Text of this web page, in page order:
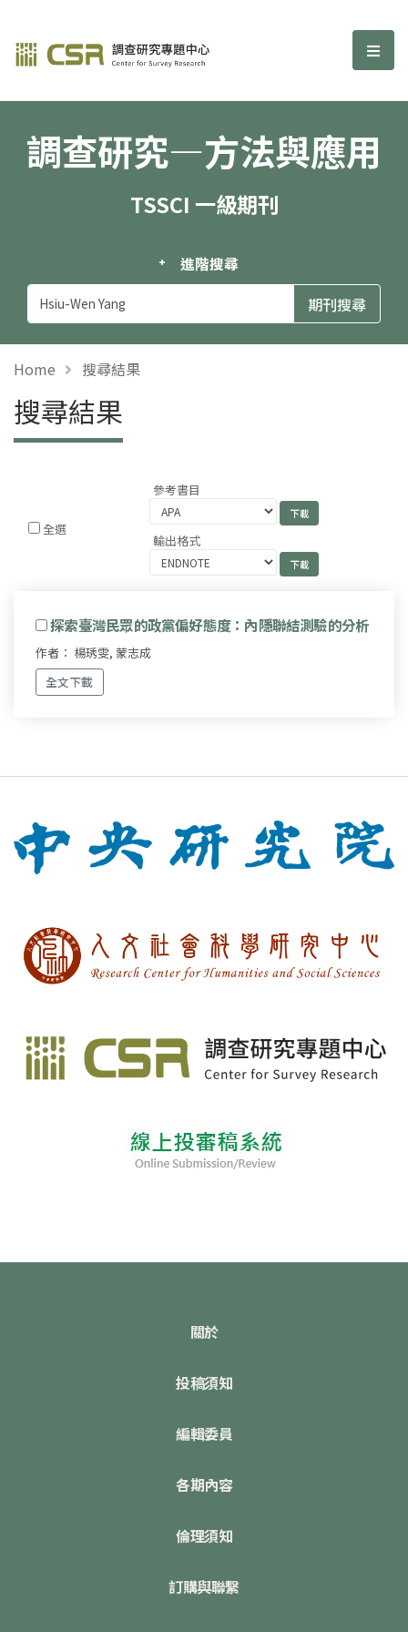
調查研究—方法與應用期刊 選
調查研究—方法與應用
TSSCI 一級期刊
進階搜尋
Home 搜尋結果
搜尋結果
全選
參考書目
輸出格式
探索臺灣民眾的政黨偏好態度：內隱聯結測驗的分析
作者： 楊琇雯, 蒙志成
全文下載
關於
投稿須知
編輯委員
各期內容
倫理須知
訂購與聯繫